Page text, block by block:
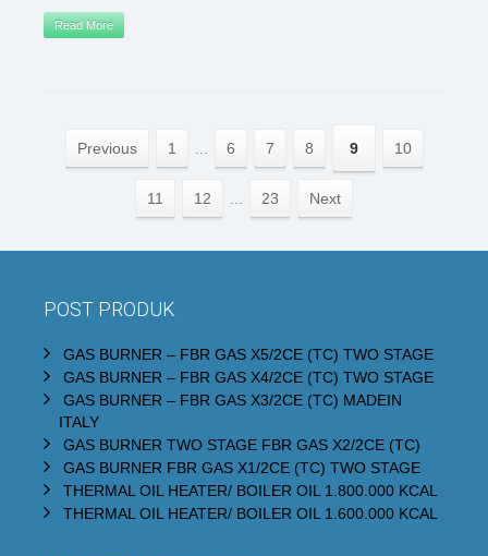
Read More
Previous 1 6 7 8 9 10
11 12 23 Next
POST PRODUK
GAS BURNER – FBR GAS X5/2CE (TC) TWO STAGE
GAS BURNER – FBR GAS X4/2CE (TC) TWO STAGE
GAS BURNER – FBR GAS X3/2CE (TC) MADEIN
ITALY
GAS BURNER TWO STAGE FBR GAS X2/2CE (TC)
GAS BURNER FBR GAS X1/2CE (TC) TWO STAGE
THERMAL OIL HEATER/ BOILER OIL 1.800.000 KCAL
THERMAL OIL HEATER/ BOILER OIL 1.600.000 KCAL